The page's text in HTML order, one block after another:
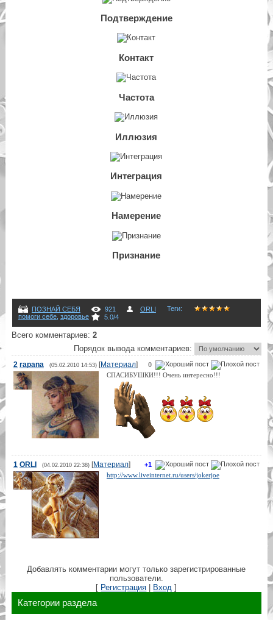
Подтверждение
Контакт
Частота
Иллюзия
Интеграция
Намерение
Признание
ПОЗНАЙ СЕБЯ 921 ORLI Теги:
помоги себе, здоровье 5.0/4
Всего комментариев: 2
Порядок вывода комментариев:
0
2 rapana (05.02.2010 14:53)[Материал]
СПАСИБУШКИ!!! Очень интересно!!!
+1
1 ORLI (04.02.2010 22:38)[Материал]
http://www.liveinternet.ru/users/jokerjoe
Добавлять комментарии могут только зарегистрированные
пользователи.
[ Регистрация | Вход ]
Категории раздела